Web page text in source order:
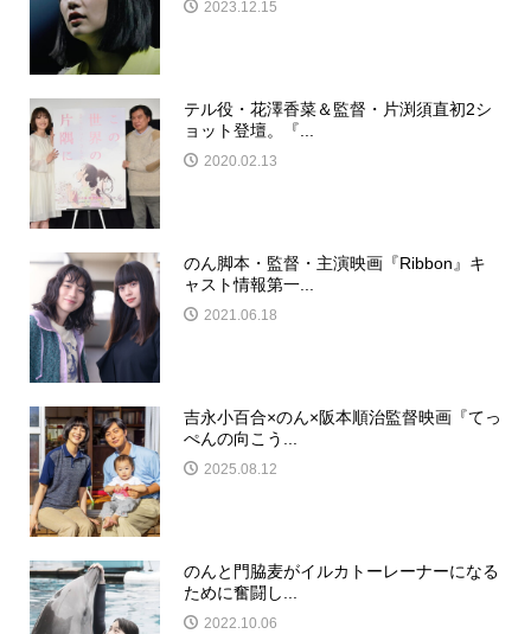
2023.12.15
テル役・花澤香菜＆監督・片渕須直初2シ
ョット登壇。『...
2020.02.13
のん脚本・監督・主演映画『Ribbon』キ
ャスト情報第一...
2021.06.18
吉永小百合×のん×阪本順治監督映画『てっ
ぺんの向こう...
2025.08.12
のんと門脇麦がイルカトーレーナーになる
ために奮闘し...
2022.10.06